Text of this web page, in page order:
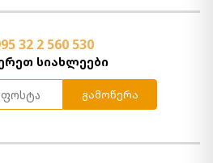
32 2 560 530
სიახლეები
გამოწერა